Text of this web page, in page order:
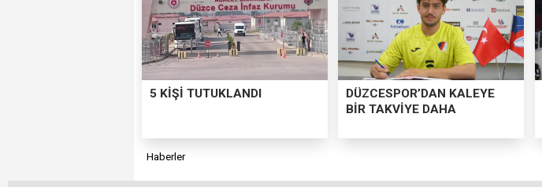
5 KİŞİ TUTUKLANDI
DÜZCESPOR’DAN KALEYE
BİR TAKVİYE DAHA
Haberler